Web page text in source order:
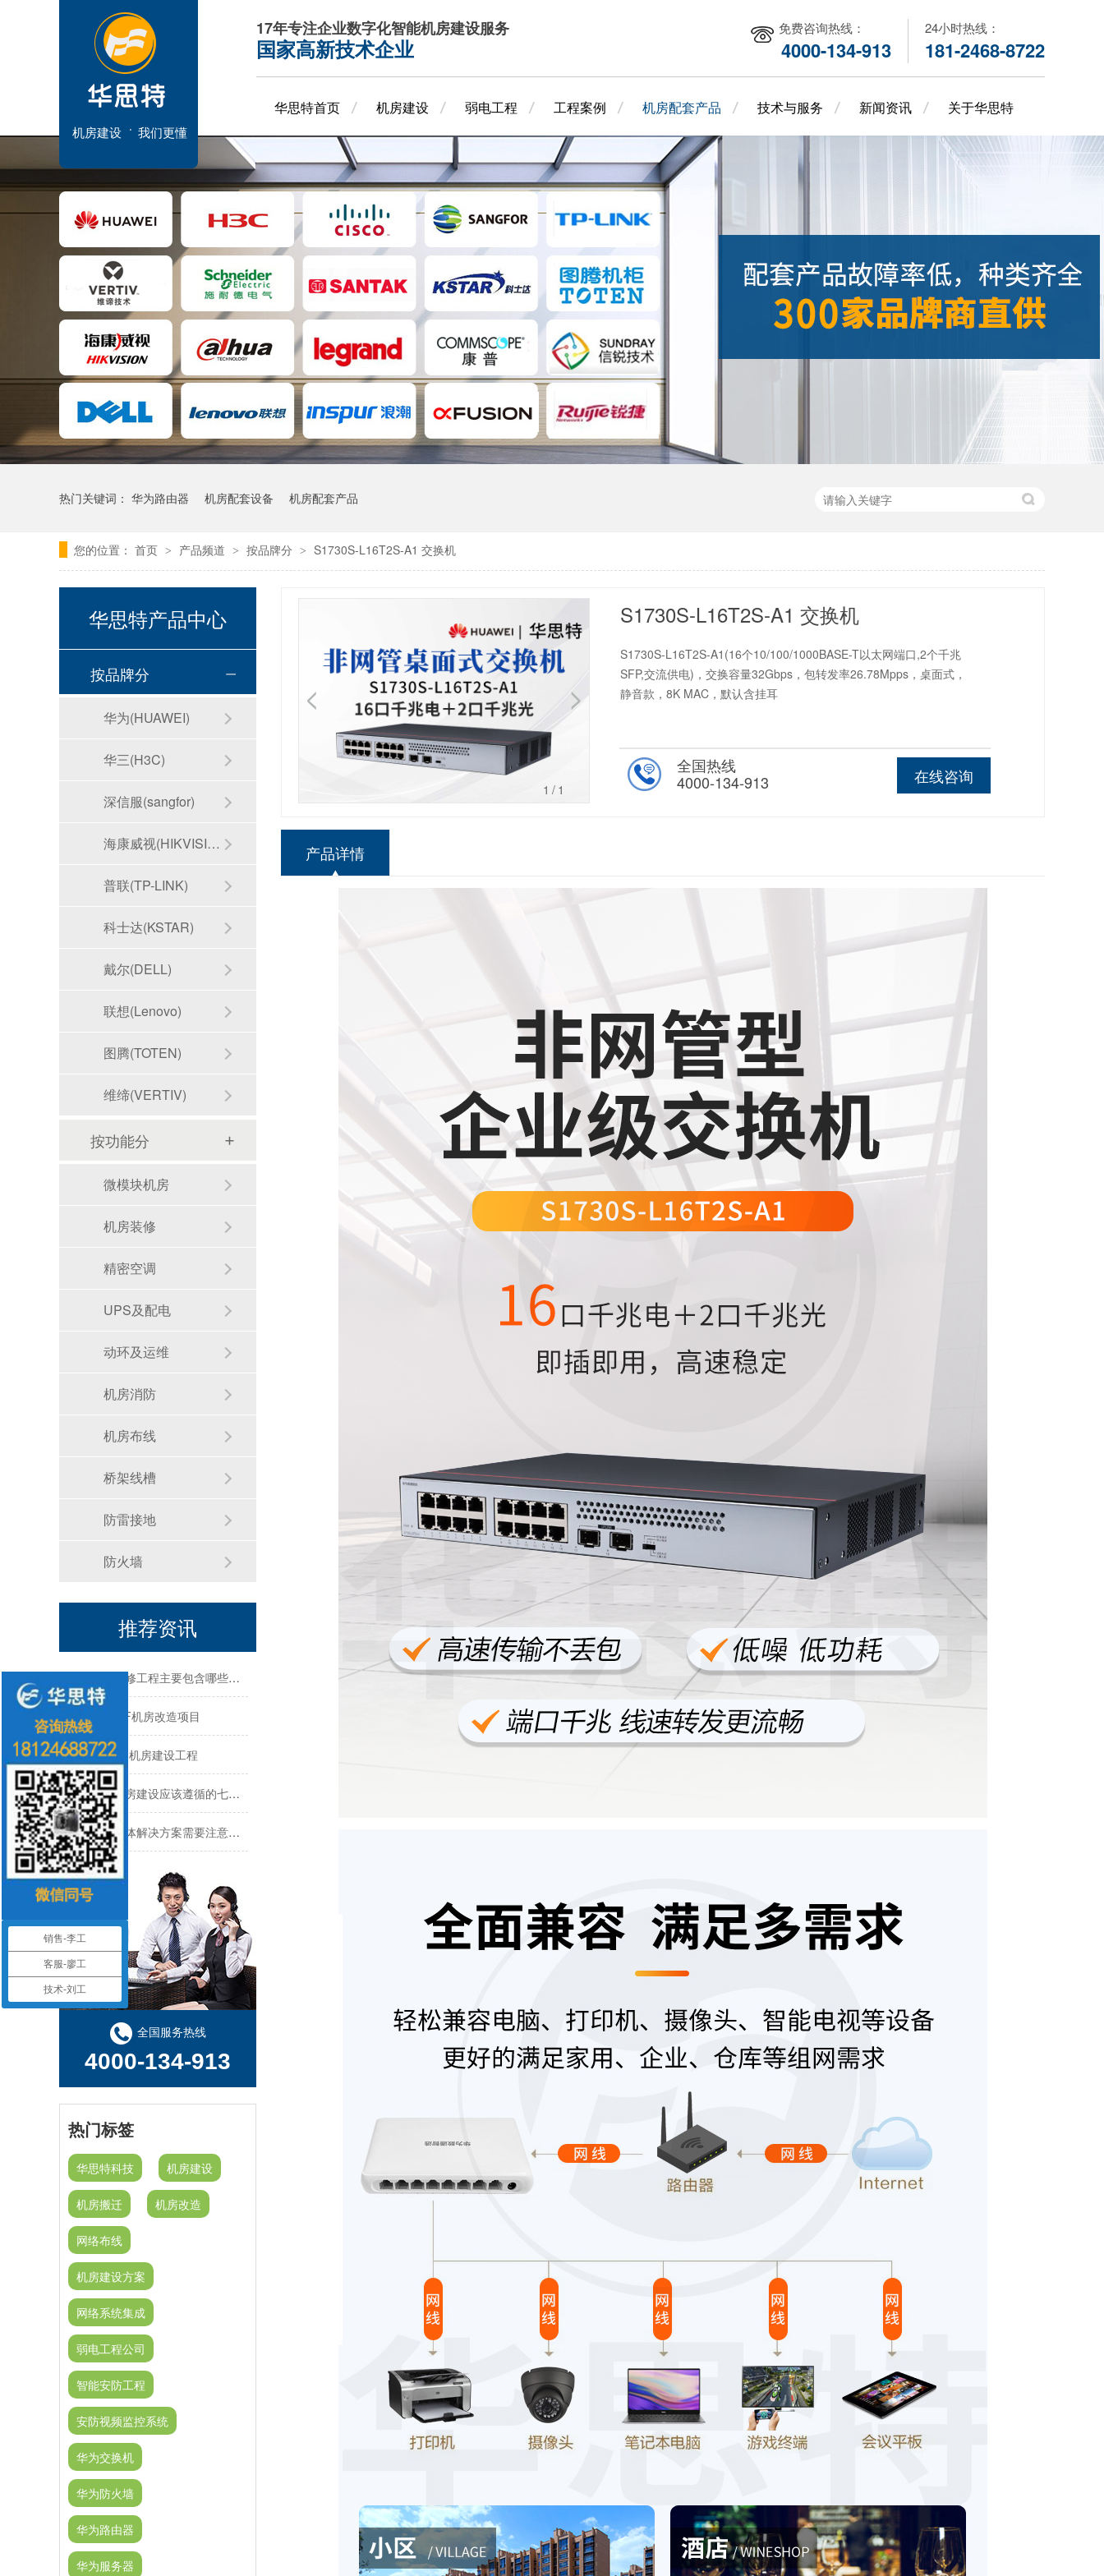
机房建设 我们更懂
17年专注企业数字化智能机房建设服务
国家高新技术企业
24小时热线：
181-2468-8722
免费咨询热线：
4000-134-913
华思特首页 机房建设 弱电工程 工程案例 机房配套产品 技术与服务 新闻资讯 关于华思特
热门关键词： 华为路由器 机房配套设备 机房配套产品
您的位置： 首页 > 产品频道 > 按品牌分 > S1730S-L16T2S-A1 交换机
1 /1
S1730S-L16T2S-A1 交换机
S1730S-L16T2S-A1(16个10/100/1000BASE-T以太网端口,2个千兆
SFP,交流供电)，交换容量32Gbps，包转发率26.78Mpps，桌面式，
静音款，8K MAC，默认含挂耳
在线咨询
全国热线
4000-134-913
产品详情
华思特产品中心
按品牌分
华为(HUAWEI)
华三(H3C)
深信服(sangfor)
海康威视(HIKVISION)
普联(TP-LINK)
科士达(KSTAR)
戴尔(DELL)
联想(Lenovo)
图腾(TOTEN)
维缔(VERTIV)
按功能分
微模块机房
机房装修
精密空调
UPS及配电
动环及运维
机房消防
机房布线
桥架线槽
防雷接地
防火墙
推荐资讯
机房建设整体解决方案需要注意的几点--华思特一站式机房建设服务商
震雄集团-4F机房改造项目
勤诚达总部-机房建设工程
数据中心机房建设应该遵循的七大原则-深圳华思特
机房建设整体解决方案需要注意的几点--华思特一站式机房建设服务商
机房建设工程-机房改造工程--华思特16年一站式智能机房解决方案服务商
机房建设-机房工程--华思特一站式智能机房建设工程服务商
华思特机房建设四大核心优势-16年专注机房新建/改造/布线/维保
模块化机房与传统机房的区别
关于机房建设的选址、等级、机架、机柜
全国服务热线
4000-134-913
热门标签
华思特科技 机房建设
机房搬迁 机房改造
网络布线
机房建设方案
网络系统集成
弱电工程公司
智能安防工程
安防视频监控系统
华为交换机
华为防火墙
华为路由器
华为服务器
销售-李工
客服-廖工
技术-刘工